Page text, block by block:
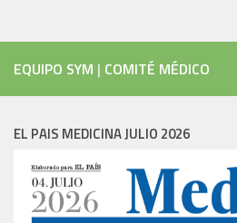
EQUIPO SYM | COMITÉ MÉDICO
EL PAIS MEDICINA JULIO 2026